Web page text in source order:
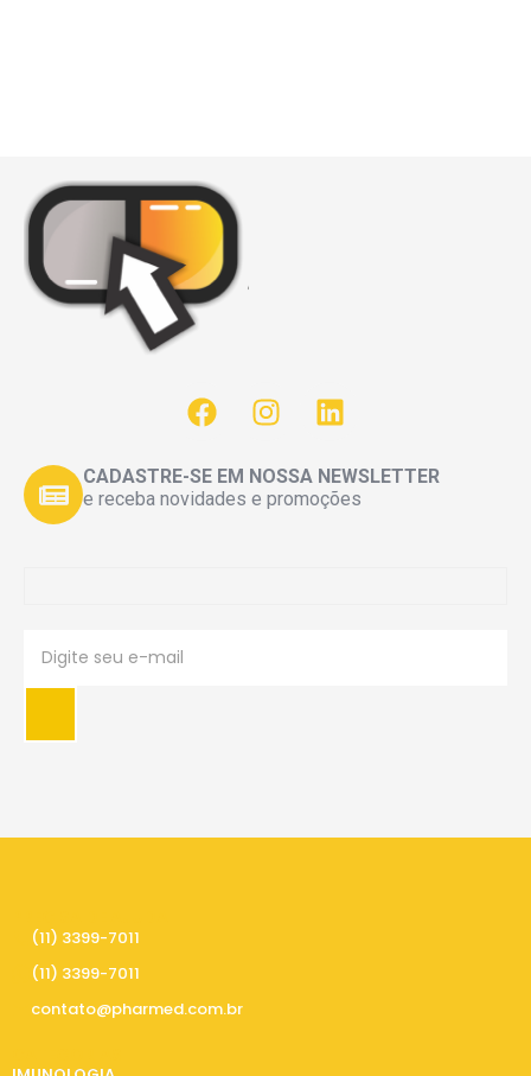
CADASTRE-SE EM NOSSA NEWSLETTER
e receba novidades e promoções
(11) 3399-7011
(11) 3399-7011
contato@pharmed.com.br